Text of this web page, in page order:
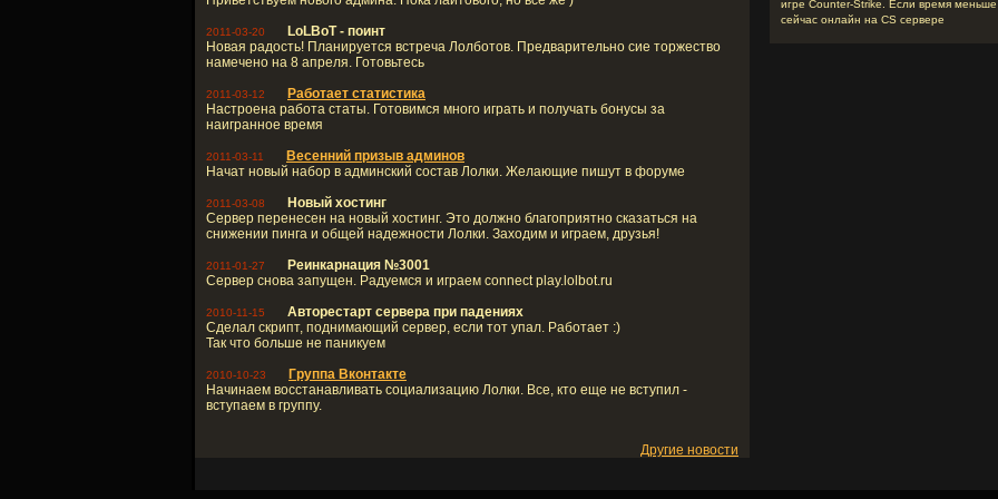
2011-03-20
LoLBoT - поинт
Новая радость! Планируется встреча Лолботов. Предварительно сие торжество
намечено на 8 апреля. Готовьтесь
2011-03-12
Работает статистика
Настроена работа статы. Готовимся много играть и получать бонусы за
наигранное время
2011-03-11
Весенний призыв админов
Начат новый набор в админский состав Лолки. Желающие пишут в форуме
2011-03-08
Новый хостинг
Сервер перенесен на новый хостинг. Это должно благоприятно сказаться на
снижении пинга и общей надежности Лолки. Заходим и играем, друзья!
2011-01-27
Реинкарнация №3001
Сервер снова запущен. Радуемся и играем connect play.lolbot.ru
2010-11-15
Авторестарт сервера при падениях
Сделал скрипт, поднимающий сервер, если тот упал. Работает :)
Так что больше не паникуем
2010-10-23
Группа Вконтакте
Начинаем восстанавливать социализацию Лолки. Все, кто еще не вступил -
вступаем в группу.
Другие новости
игре Counter-Strike. Если время
сейчас онлайн на CS сервере